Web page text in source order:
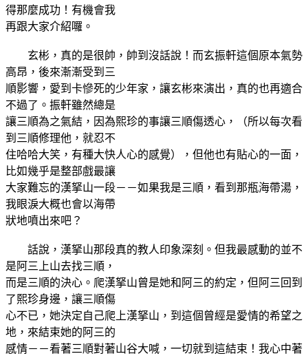
得那麼成功！有機會我
再跟大家介紹囉。
玄彬，真的是很帥，帥到沒話說！而玄振軒這個原本氣勢
高昂，後來漸漸受到三
順影響，愛到卡慘死的少年家，讓玄彬來演出，真的也再適合
不過了。振軒雖然總是
讓三順為之氣結，因為熙珍的事讓三順傷透心，（所以每次看
到三順修理他，就忍不
住哈哈大笑，有種大快人心的感覺），但他也有貼心的一面，
比如幾乎是整部戲最讓
大家難忘的漢拏山一段－－如果我是三順，看到那瓶海帶湯，
我眼淚大概也會以海帶
狀地噴出來吧？
話說，漢拏山那段真的教人印象深刻。但我最感動的並不
是阿三上山去找三順，
而是三順的決心。爬漢拏山曾是她和阿三的約定，但阿三回到
了熙珍身邊，讓三順傷
心不已，她決定自己爬上漢拏山，到這個曾經是愛情的希望之
地，來結束她的阿三的
感情－－看著三順對著山谷大喊，一切就到這結束！我心中著